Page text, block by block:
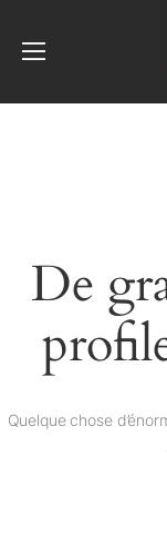
De
Quelque chose